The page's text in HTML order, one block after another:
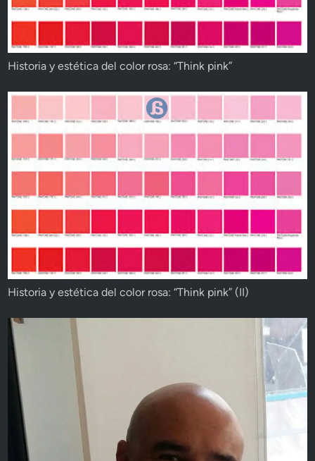
Historia y estética del color rosa: “Think pink”
Historia y estética del color rosa: “Think pink” (II)